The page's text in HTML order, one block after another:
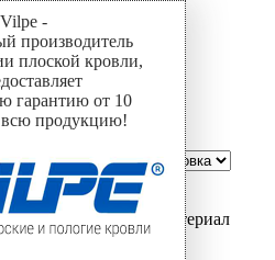
-
производитель
плоской кровли,
гарантию от 10
всю продукцию!
по::
что добавили материал